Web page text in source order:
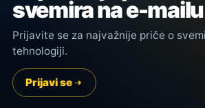
svemira na e-
Prijavite se za najvažnije priče o
tehnologiji.
Prijavi se